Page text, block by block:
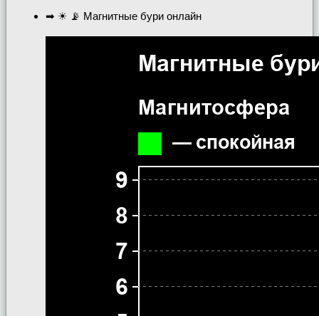
➡ ☀ 📡 Магнитные бури онлайн